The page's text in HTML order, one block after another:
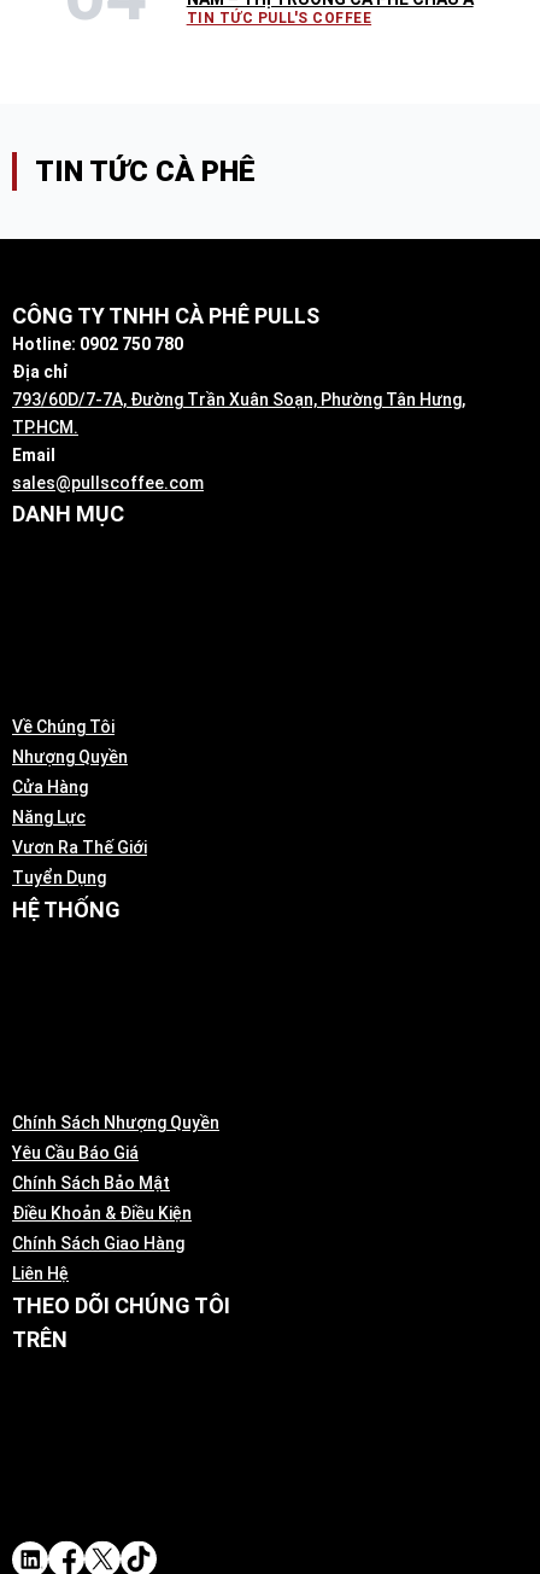
TIN TỨC PULL'S COFFEE
TIN TỨC CÀ PHÊ
CÔNG TY TNHH CÀ PHÊ PULLS
Hotline: 0902 750 780
Địa chỉ
793/60D/7-7A, Đường Trần Xuân Soạn, Phường Tân Hưng,
TP.HCM.
Email
sales@pullscoffee.com
DANH MỤC
Về Chúng Tôi
Nhượng Quyền
Cửa Hàng
Năng Lực
Vươn Ra Thế Giới
Tuyển Dụng
HỆ THỐNG
Chính Sách Nhượng Quyền
Yêu Cầu Báo Giá
Chính Sách Bảo Mật
Điều Khoản & Điều Kiện
Chính Sách Giao Hàng
Liên Hệ
THEO DÕI CHÚNG TÔI
TRÊN